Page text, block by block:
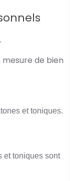
mesure de bien
et toniques.
et toniques sont